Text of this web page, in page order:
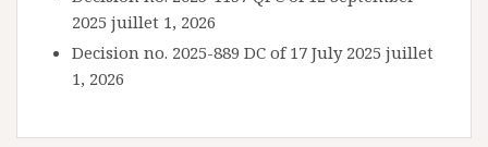
2025 juillet 1, 2026
Decision no. 2025-889 DC of 17 July 2025 juillet
1, 2026